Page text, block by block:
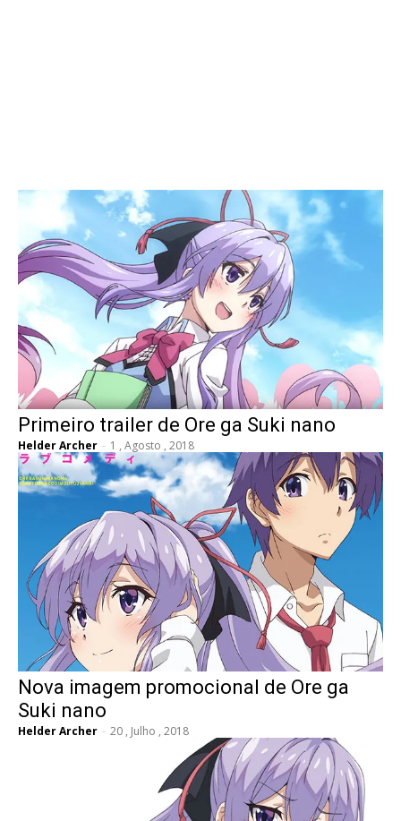
Primeiro trailer de Ore ga Suki nano
Helder Archer - 1 , Agosto , 2018
Nova imagem promocional de Ore ga
Suki nano
Helder Archer - 20 , Julho , 2018